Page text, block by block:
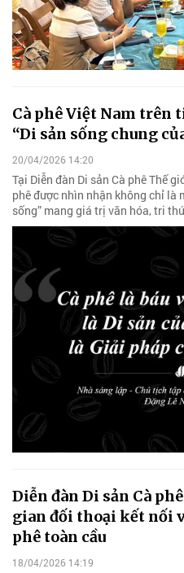
Cà phê Việt Nam
“Di sản sống chung
20/04/2026 14:20
Tại Diễn đàn Di sản Cà phê Thế
phê được nhìn nhận không chỉ là
sống” mang giá trị văn hóa, tri
Diễn đàn Di sản Cà
gian đối thoại kết nối
phê toàn cầu
18/04/2026 14:19